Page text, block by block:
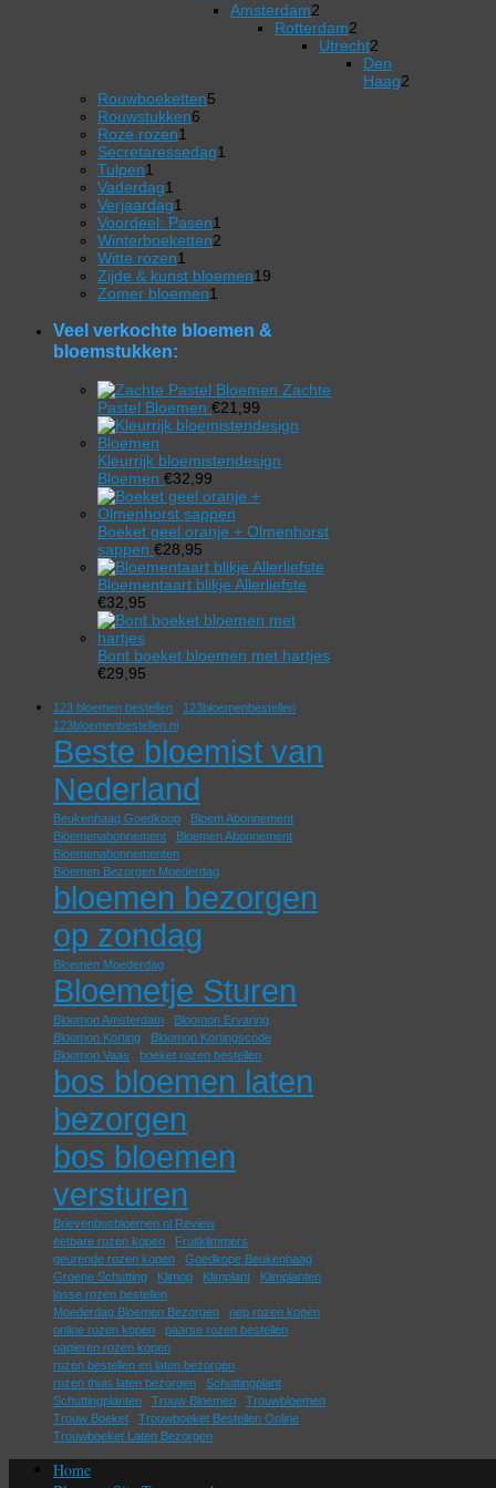
producten
Amsterdam2
producten
Rotterdam2
Utrecht2
producten
Den
Haag2
Rouwboeketten5
Rouwstukken6
Roze rozen1
product
Secretaressedag1
Tulpen1
product
Vaderdag1
product
Verjaardag1
product
Voordeel: Pasen1
Winterboeketten2
Witte rozen1
product
Zijde & kunst bloemen19
Zomer bloemen1
Veel verkochte bloemen &
bloemstukken:
Zachte
Pastel Bloemen €21,99
Kleurrijk bloemistendesign
Bloemen €32,99
Boeket geel oranje + Olmenhorst
sappen €28,95
Bloementaart blikje Allerliefste
€32,95
Bont boeket bloemen met hartjes
€29,95
123 bloemen bestellen
123bloemenbestellen
123bloemenbestellen.nl
Beste bloemist van
Nederland
Beukenhaag Goedkoop
Bloem Abonnement
Bloemenabonnement
Bloemen Abonnement
Bloemenabonnementen
Bloemen Bezorgen Moederdag
bloemen bezorgen
op zondag
Bloemen Moederdag
Bloemetje Sturen
Bloomon Amsterdam
Bloomon Ervaring
Bloomon Korting
Bloomon Kortingscode
Bloomon Vaas
boeket rozen bestellen
bos bloemen laten
bezorgen
bos bloemen
versturen
Brievenbusbloemen.nl Review
eetbare rozen kopen
Fruitklimmers
geurende rozen kopen
Goedkope Beukenhaag
Groene Schutting
Klimop Klimplant
Klimplanten
losse rozen bestellen
Moederdag Bloemen Bezorgen
nep rozen kopen
online rozen kopen
paarse rozen bestellen
papieren rozen kopen
rozen bestellen en laten bezorgen
rozen thuis laten bezorgen
Schuttingplant
Schuttingplanten
Trouw Bloemen
Trouwbloemen
Trouw Boeket
Trouwboeket Bestellen Online
Trouwboeket Laten Bezorgen
Home